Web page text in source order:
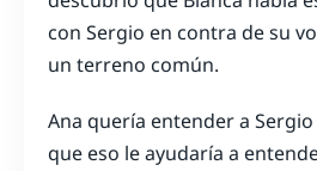
con Sergio en contra de su
un terreno común.
Ana quería entender a
que eso le ayudaría a